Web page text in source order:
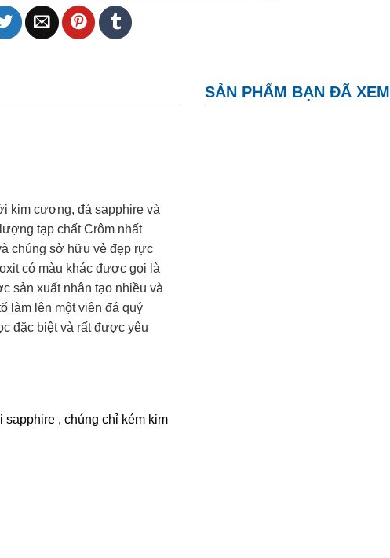
kim cương, đá sapphire và
tạp chất Crôm nhất
chúng sở hữu vẻ đẹp rực
có màu khác được gọi là
sản xuất nhân tạo nhiều và
làm lên một viên đá quý
đặc biệt và rất được yêu
, chúng chỉ kém kim
SẢN PHẨM BẠN ĐÃ XEM